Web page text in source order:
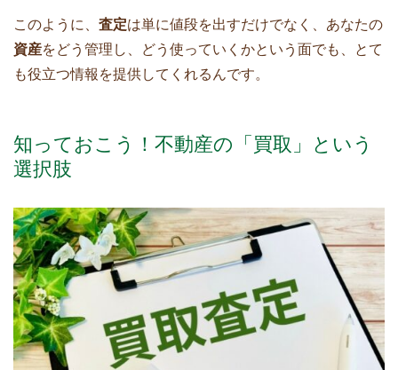
このように、 査定は単に値段を出すだけでなく、あなたの
資産をどう管理し、どう使っていくかという面でも、とて
も役立つ情報を提供してくれるんです。
知っておこう！不動産の「買取」という
選択肢